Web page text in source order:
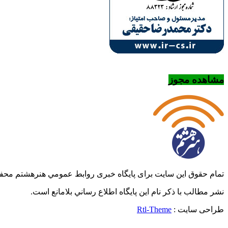
مشاهده مجوز
تمام حقوق این سایت برای پایگاه خبری روابط عمومي هنرهشتم
نشر مطالب با ذکر نام اين پايگاه اطلاع رساني بلامانع است.
طراحی سایت : Rtl-Theme